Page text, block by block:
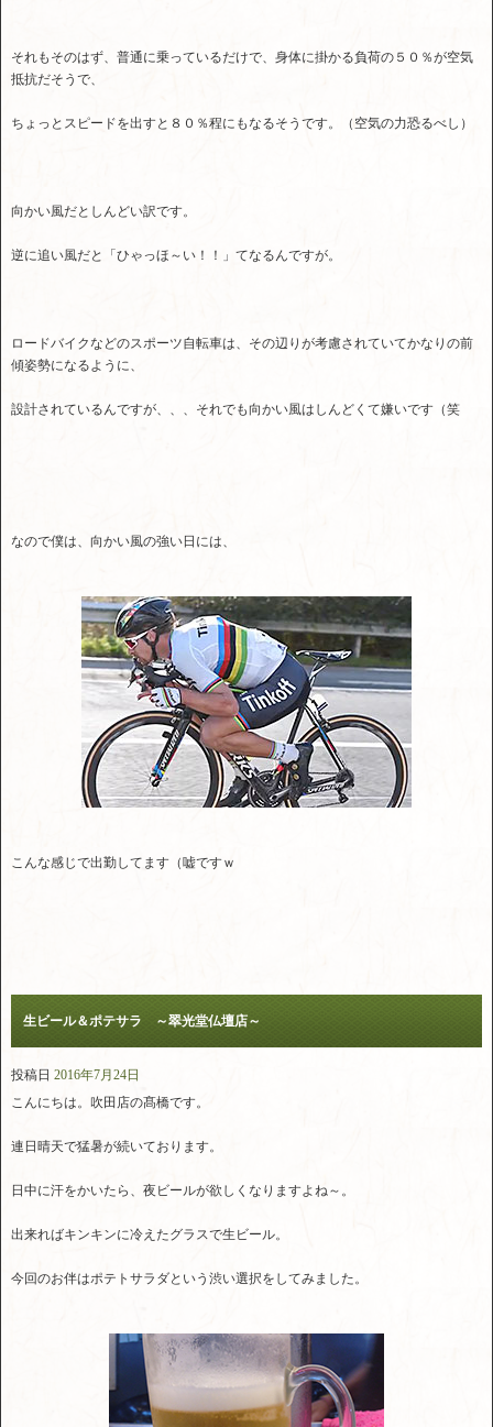
それもそのはず、普通に乗っているだけで、身体に掛かる負荷の５０％が空気
抵抗だそうで、
ちょっとスピードを出すと８０％程にもなるそうです。（空気の力恐るべし）
向かい風だとしんどい訳です。
逆に追い風だと「ひゃっほ～い！！」てなるんですが。
ロードバイクなどのスポーツ自転車は、その辺りが考慮されていてかなりの前
傾姿勢になるように、
設計されているんですが、、、それでも向かい風はしんどくて嫌いです（笑
なので僕は、向かい風の強い日には、
こんな感じで出勤してます（嘘ですｗ
生ビール＆ポテサラ ～翠光堂仏壇店～
投稿日 2016年7月24日
こんにちは。吹田店の髙橋です。
連日晴天で猛暑が続いております。
日中に汗をかいたら、夜ビールが欲しくなりますよね～。
出来ればキンキンに冷えたグラスで生ビール。
今回のお伴はポテトサラダという渋い選択をしてみました。